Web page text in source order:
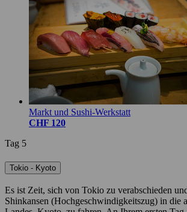
Markt und Sushi-Werkstatt
CHF 120
Tag 5
Tokio - Kyoto
Es ist Zeit, sich von Tokio zu verabschieden
Shinkansen (Hochgeschwindigkeitszug) in die